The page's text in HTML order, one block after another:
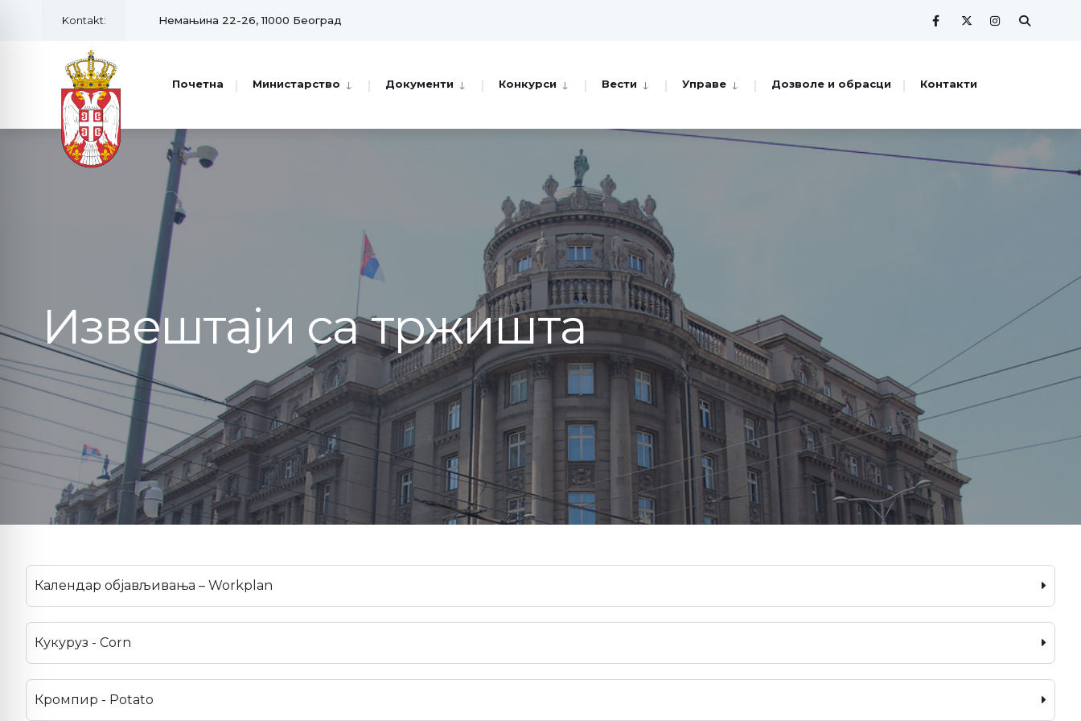
Kontakt: Немањина 22-26, 11000 Београд
Почетна Министарство Документи Конкурси Вести Управе Дозволе и обрасци Контакти
Извештаји са тржишта
Календар објављивања – Workplan
Кукуруз - Corn
Кромпир - Potato